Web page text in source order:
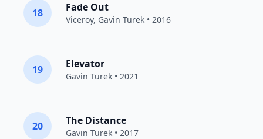
18 Fade Out
Viceroy, Gavin Turek • 2016
19 Elevator
Gavin Turek • 2021
20 The Distance
Gavin Turek • 2017